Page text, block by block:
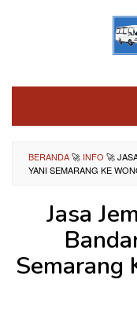
BERANDA🚀 INFO 🚀
YANI SEMARANG KE
Jasa
Semarang